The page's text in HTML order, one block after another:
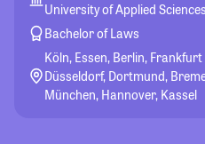
University of Applied Sciences
Bachelor of Laws
Köln, Essen, Berlin,
Düsseldorf, Dortmund,
München, Hannover, Kassel